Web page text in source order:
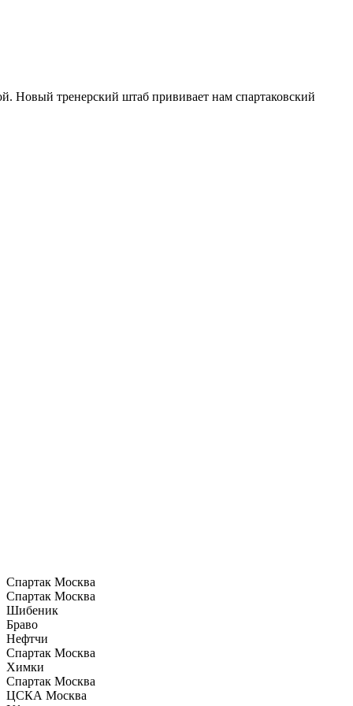
Новый тренерский штаб прививает нам спартаковский
Спартак Москва
Спартак Москва
Шибеник
Браво
Нефтчи
Спартак Москва
Химки
Спартак Москва
ЦСКА Москва